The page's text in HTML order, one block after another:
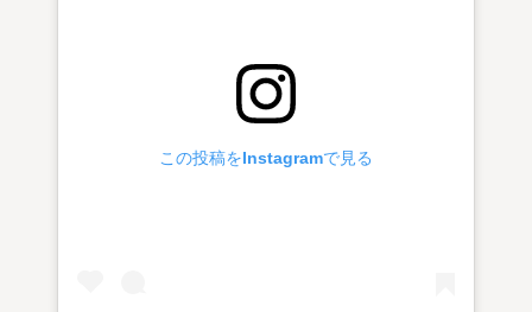
この投稿をInstagramで見る